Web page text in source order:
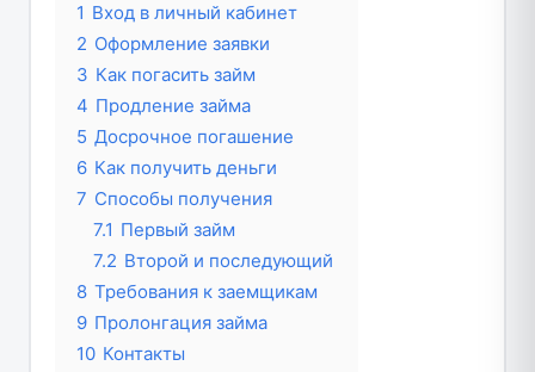
1 Вход в личный кабинет
2 Оформление заявки
3 Как погасить займ
4 Продление займа
5 Досрочное погашение
6 Как получить деньги
7 Способы получения
7.1 Первый займ
7.2 Второй и последующий
8 Требования к заемщикам
9 Пролонгация займа
10 Контакты